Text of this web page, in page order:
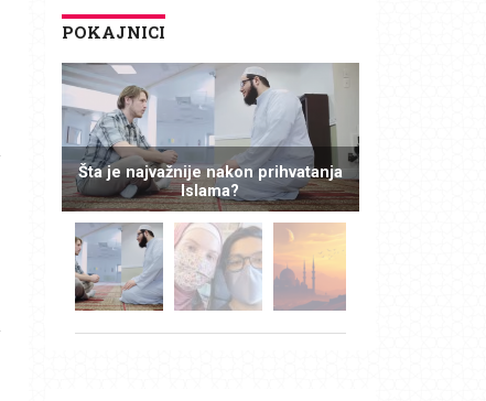
POKAJNICI
Šta je najvažnije nakon prihvatanja
Islama?